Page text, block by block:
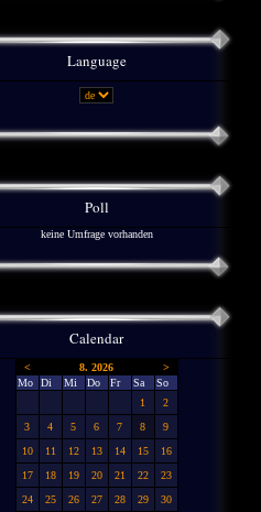
Language
Poll
keine Umfrage vorhanden
Calendar
< 8. 2026
>
Mo
Di Mi Do Fr Sa
So
1
2
3
4 5 6 7 8
9
10
11 12 13 14 15
16
17
18 19 20 21 22
23
24
25 26 27 28 29
30